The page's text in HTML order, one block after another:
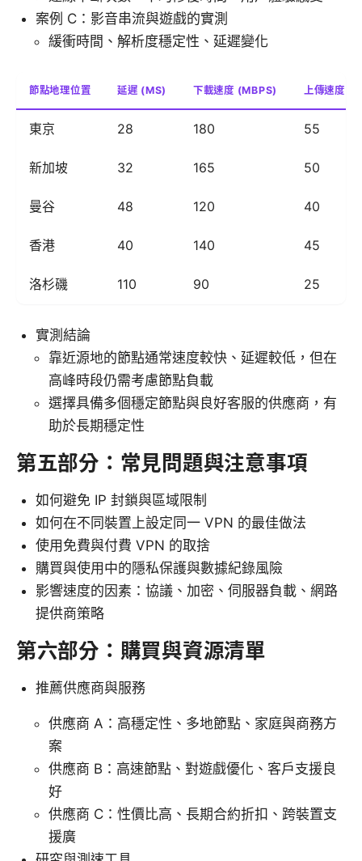
案例 C：影音串流與遊戲的實測
緩衝時間、解析度穩定性、延遲變化
節點地理位置 延遲 (MS) 下載速度 (MBPS) 上傳速度
東京 28 180 55
新加坡 32 165 50
曼谷 48 120 40
香港 40 140 45
洛杉磯 110 90 25
實測結論
靠近源地的節點通常速度較快、延遲較低，但在
高峰時段仍需考慮節點負載
選擇具備多個穩定節點與良好客服的供應商，有
助於長期穩定性
第五部分：常見問題與注意事項
如何避免 IP 封鎖與區域限制
如何在不同裝置上設定同一 VPN 的最佳做法
使用免費與付費 VPN 的取捨
購買與使用中的隱私保護與數據紀錄風險
影響速度的因素：協議、加密、伺服器負載、網路
提供商策略
第六部分：購買與資源清單
推薦供應商與服務
供應商 A：高穩定性、多地節點、家庭與商務方
案
供應商 B：高速節點、對遊戲優化、客戶支援良
好
供應商 C：性價比高、長期合約折扣、跨裝置支
援廣